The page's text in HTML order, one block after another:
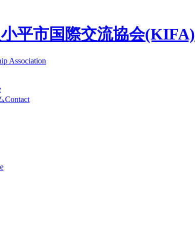
小平市国際交流協会(KIFA)
Association
Contact